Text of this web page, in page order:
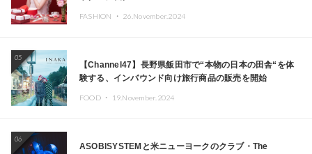
FASHION ・ 26.November.2024
05
【Channel47】長野県飯田市で“本物の日本の田舎“を体
験する、インバウンド向け旅行商品の販売を開始
FOOD ・ 19.November.2024
06
ASOBISYSTEMと米ニューヨークのクラブ・The